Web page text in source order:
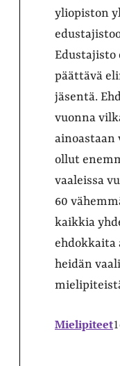
yliopiston
Edustajisto
päättävä
jäsentä.
vuonna
ainoastaan
ollut
vaaleissa
60
kaikkia
ehdokkaita
heidän
Mielipiteet